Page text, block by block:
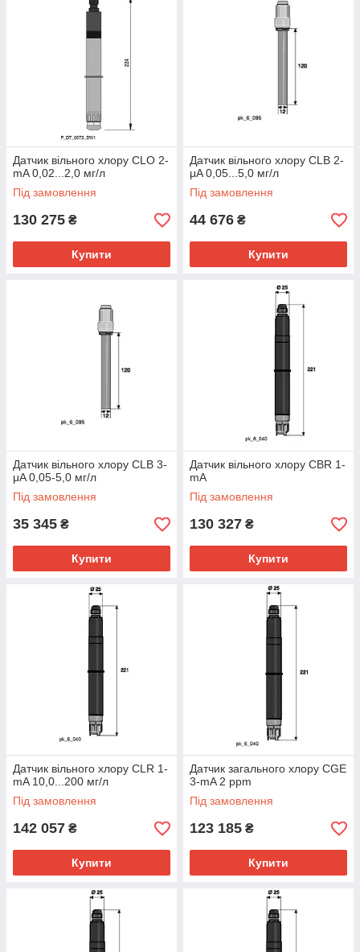
Датчик вільного хлору CLO 2-
mA 0,02...2,0 мг/л
Під замовлення
130 275 ₴
Купити
Датчик вільного хлору CLB 2-
μA 0,05...5,0 мг/л
Під замовлення
44 676 ₴
Купити
Датчик вільного хлору CLB 3-
μA 0,05-5,0 мг/л
Під замовлення
35 345 ₴
Купити
Датчик вільного хлору CBR 1-
mA
Під замовлення
130 327 ₴
Купити
Датчик вільного хлору CLR 1-
mA 10,0...200 мг/л
Під замовлення
142 057 ₴
Купити
Датчик загального хлору CGE
3-mA 2 ppm
Під замовлення
123 185 ₴
Купити